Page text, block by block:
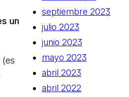
un
septiembre 2023
julio 2023
junio 2023
mayo 2023
abril 2023
abril 2022